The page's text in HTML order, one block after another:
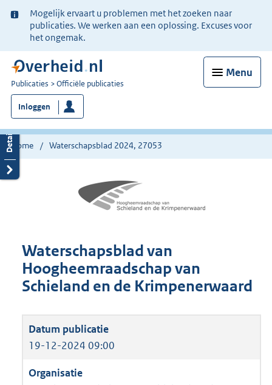
Ter
informatie:
Mogelijk ervaart u problemen met het zoeken naar
publicaties. We werken aan een oplossing. Excuses voor
het ongemak.
Menu
U
bent
nu
hier:
Publicaties Officiële publicaties
Inloggen
Home Waterschapsblad 2024, 27053
Waterschapsblad van
Hoogheemraadschap van
Schieland en de Krimpenerwaard
19-12-2024 09:00